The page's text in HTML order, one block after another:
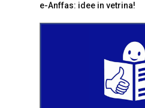
e-Anffas: idee in vetrina!